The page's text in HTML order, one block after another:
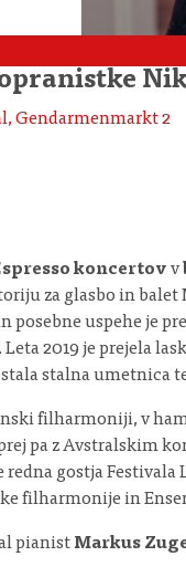
Gendarmenmarkt 2
koncertov v
za glasbo in
uspehe je
2019 je prejela
stalna umetnica
filharmoniji, v
pa z Avstralskim
gostja
filharmonije in
pianistMarkus